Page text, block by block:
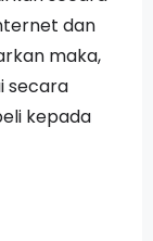
dan
maka,
secara
kepada